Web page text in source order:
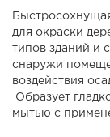
для окраски
типов зданий и
снаружи
воздействия
Образует
мытью с